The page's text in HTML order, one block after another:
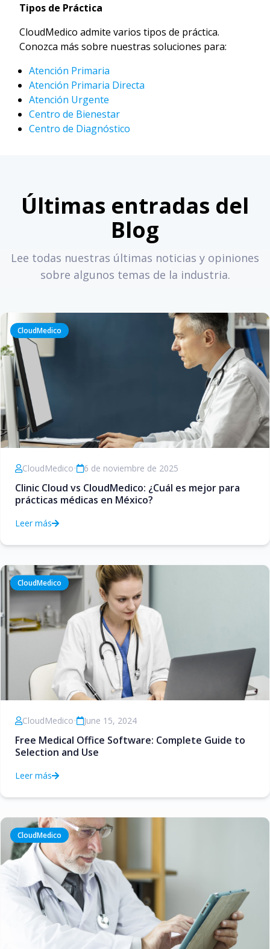
Tipos de Práctica
CloudMedico admite varios tipos de práctica.
Conozca más sobre nuestras soluciones para:
Atención Primaria
Atención Primaria Directa
Atención Urgente
Centro de Bienestar
Centro de Diagnóstico
Últimas entradas del
Blog
Lee todas nuestras últimas noticias y opiniones
sobre algunos temas de la industria.
CloudMedico
CloudMedico• 6 de noviembre de 2025
Clinic Cloud vs CloudMedico: ¿Cuál es mejor para
prácticas médicas en México?
Leer más
CloudMedico
CloudMedico• June 15, 2024
Free Medical Office Software: Complete Guide to
Selection and Use
Leer más
CloudMedico